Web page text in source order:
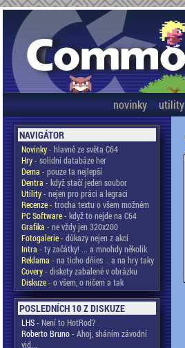
novinky utility
NAVIGÁTOR
Novinky- hlavně ze světa C64
Hry- solidní databáze her
Dema - pouze ta nejlepší
Dentra - když stačí jeden soubor
Utility- nejen pro práci a legraci
Recenze- trocha textu o všem možném
PC Software- když to nejde na C64
Grafika - ne vždy jen 320x200
Fotogalerie- důkazy nejen z akcí
Intra - ty začátky! ... a mnohdy několik
Reklama - na ticho dňies .. a na hry taky
Covery- diskety zabalené v obrázku
Diskuze- o všem, o ničem a tak
POSLEDNÍCH 10 Z DISKUZE
LHS- Není to HotRod?
Roberto Bruno- Ahoj, sháním závodní
vid...